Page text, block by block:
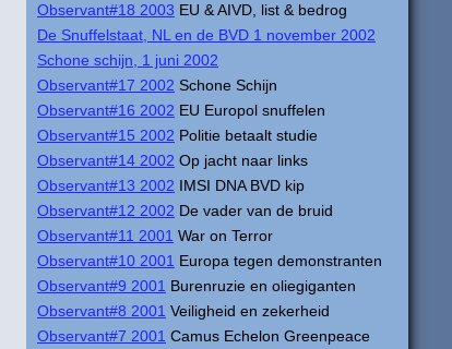
Observant#18 2003 EU & AIVD, list & bedrog
De Snuffelstaat, NL en de BVD 1 november 2002
Schone schijn, 1 juni 2002
Observant#17 2002 Schone Schijn
Observant#16 2002 EU Europol snuffelen
Observant#15 2002 Politie betaalt studie
Observant#14 2002 Op jacht naar links
Observant#13 2002 IMSI DNA BVD kip
Observant#12 2002 De vader van de bruid
Observant#11 2001 War on Terror
Observant#10 2001 Europa tegen demonstranten
Observant#9 2001 Burenruzie en oliegiganten
Observant#8 2001 Veiligheid en zekerheid
Observant#7 2001 Camus Echelon Greenpeace